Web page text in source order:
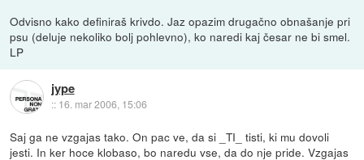
Odvisno kako definiraš krivdo. Jaz opazim drugačno obnašanje pri
psu (deluje nekoliko bolj pohlevno), ko naredi kaj česar ne bi smel.
LP
jype
:: 16. mar 2006, 15:06
Saj ga ne vzgajas tako. On pac ve, da si _TI_ tisti, ki mu dovoli
jesti. In ker hoce klobaso, bo naredu vse, da do nje pride. Vzgajas